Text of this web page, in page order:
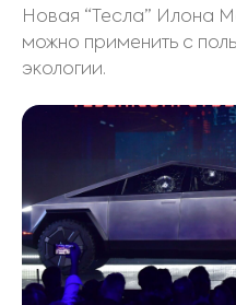
Новая “Тесла” Илона
можно применить с
экологии.